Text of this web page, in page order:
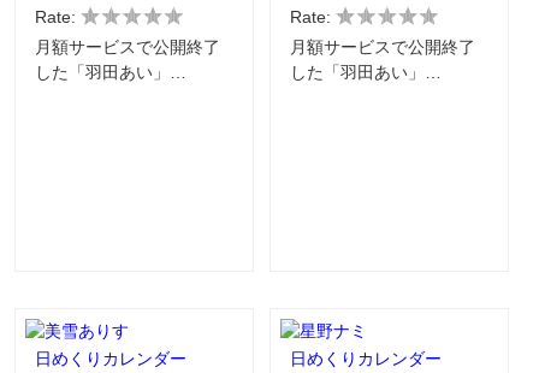
Rate:
月額サービスで公開終了
した「羽田あい」…
Rate:
月額サービスで公開終了
した「羽田あい」…
日めくりカレンダー
日めくりカレンダー